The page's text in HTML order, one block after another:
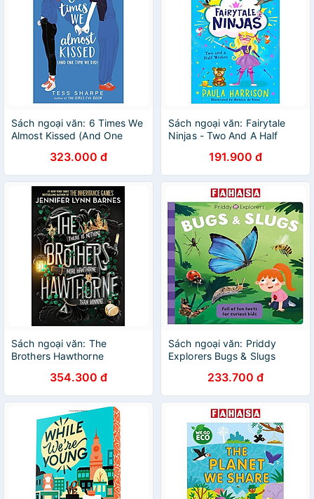
Sách ngoại văn: 6 Times We
Almost Kissed (And One
323.000 đ
Sách ngoại văn: Fairytale
Ninjas - Two And A Half
191.900 đ
Sách ngoại văn: The
Brothers Hawthorne
354.300 đ
Sách ngoại văn: Priddy
Explorers Bugs & Slugs
233.700 đ